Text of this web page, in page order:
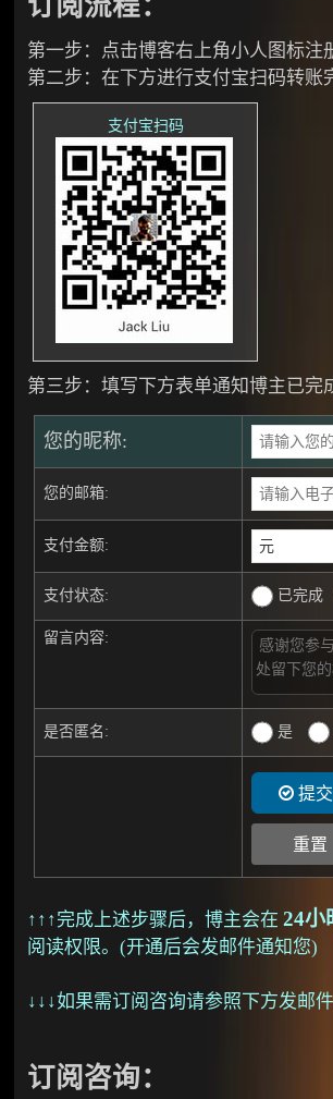
第一步：点击博客右上角小人图标注
第二步：在下方进行支付宝扫码转账
支付宝扫码
第三步：填写下方表单通知博主已完
您的昵称:
您的邮箱:
支付金额:
支付状态: 已完
留言内容:
是否匿名: 是
提交
↑↑↑完成上述步骤后，博主会在24小
阅读权限。(开通后会发邮件通知您)
↓↓↓如果需订阅咨询请参照下方发邮件
订阅咨询：